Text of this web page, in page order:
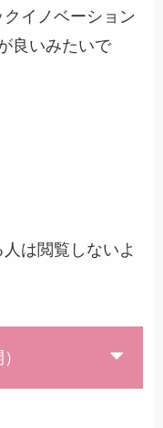
イノベーション
良いみたいで
は閲覧しないよ